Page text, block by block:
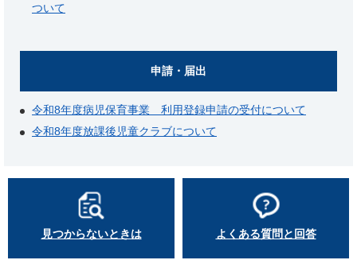
ついて
申請・届出
令和8年度病児保育事業 利用登録申請の受付について
令和8年度放課後児童クラブについて
見つからないときは よくある質問と回答